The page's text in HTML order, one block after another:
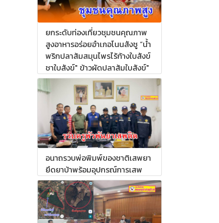
ยกระดับท่องเที่ยวชุมชนคุณภาพ
สูงอาหารอร่อยอำเภอโนนสังชู “น้ำ
พริกปลาส้มสมุนไพรไร้ก้างใบสังข์
ชาใบสังข์" ข้าวผัดปลาส้มใบสังข์"
อนาถรวบพ่อพิมพ์ของชาติเสพยา
ยึดยาบ้าพร้อมอุปกรณ์การเสพ